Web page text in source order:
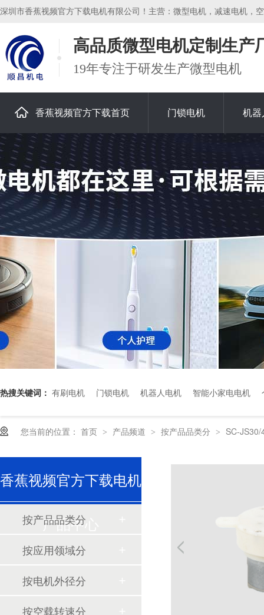
深圳市香蕉视频官方下载电机有限公司！主营：微型电机，减速电机，
高品质微型电机定制生产
19年专注于研发生产微型电机
香蕉视频官方下载首页 门锁电机 机器
关于香蕉视频官方下载
热搜关键词： 有刷电机 门锁电机 机器人电机 智能小家电电机
您当前的位置： 首页 > 产品频道 > 按产品品类分 > SC-JS30/
香蕉视频官方下载电机
产品中心
按产品品类分
按应用领域分
按电机外径分
按空载转速分
深圳香蕉视频久久下载电机厂家为您揭秘:了解减速电机的基本工作原理及性能参数